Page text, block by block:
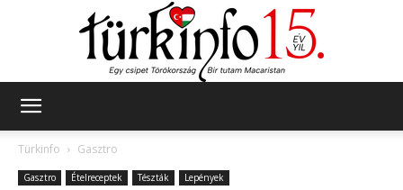
Türkinfo
Gasztro
Gasztro Ételreceptek Tészták Lepények